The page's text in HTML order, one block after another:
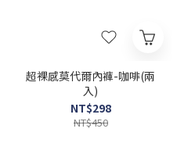
超裸感莫代爾內褲-咖啡(兩
入)
NT$298
NT$450